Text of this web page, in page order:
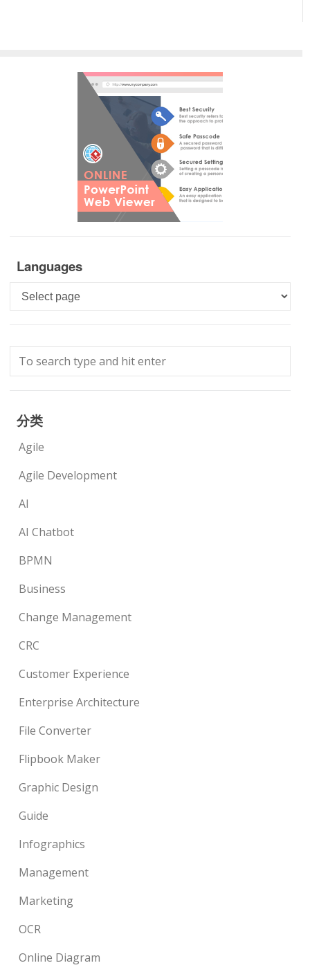
Languages
Languages
分类
Agile
Agile Development
AI
AI Chatbot
BPMN
Business
Change Management
CRC
Customer Experience
Enterprise Architecture
File Converter
Flipbook Maker
Graphic Design
Guide
Infographics
Management
Marketing
OCR
Online Diagram